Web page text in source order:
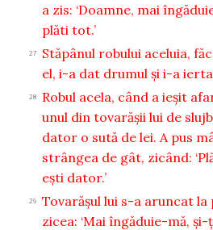
a zis: ‘Doamne, mai
plăti tot.’
27
Stăpânul robului aceluia,
el, i-a dat drumul şi i-a
28
Robul acela, când a ieşit
unul din tovarăşii lui de
dator o sută de lei. A pus
strângea de gât, zicând:
eşti dator.’
29
Tovarăşul lui s-a aruncat la
zicea: ‘Mai îngăduie-mă, şi-